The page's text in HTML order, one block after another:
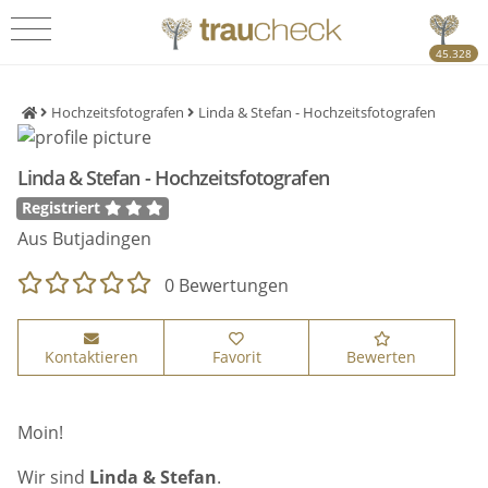
45.328
Hochzeitsfotografen Linda & Stefan - Hochzeitsfotografen
Linda & Stefan - Hochzeitsfotografen
Registriert
Aus Butjadingen
0 Bewertungen
Kontaktieren Favorit Bewerten
Moin!
Wir sind Linda & Stefan.